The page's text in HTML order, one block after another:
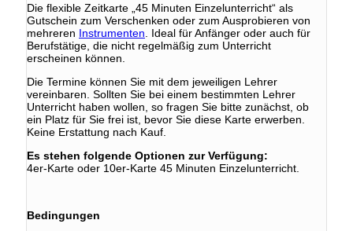
Die flexible Zeitkarte „45 Minuten Einzelunterricht“ als
Gutschein zum Verschenken oder zum Ausprobieren von
mehreren Instrumenten . Ideal für Anfänger oder auch für
Berufstätige, die nicht regelmäßig zum Unterricht
erscheinen können.
Die Termine können Sie mit dem jeweiligen Lehrer
vereinbaren. Sollten Sie bei einem bestimmten Lehrer
Unterricht haben wollen, so fragen Sie bitte zunächst, ob
ein Platz für Sie frei ist, bevor Sie diese Karte erwerben.
Keine Erstattung nach Kauf.
Es stehen folgende Optionen zur Verfügung:
4er-Karte oder 10er-Karte 45 Minuten Einzelunterricht.
Bedingungen